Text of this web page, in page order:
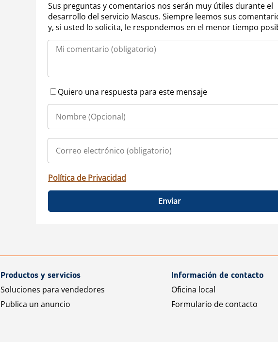
Sus preguntas y comentarios nos serán muy útiles durante el
desarrollo del servicio Mascus. Siempre leemos sus
y, si usted lo solicita, le respondemos en el menor tiempo
Quiero una respuesta para este mensaje
Política de Privacidad
Enviar
Productos y servicios
Soluciones para vendedores
Publica un anuncio
Información de contacto
Oficina local
Formulario de contacto